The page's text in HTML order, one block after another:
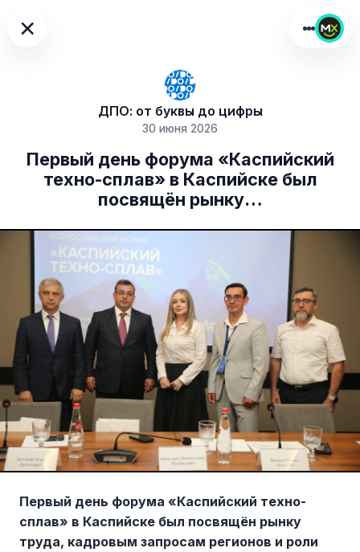
×
ДПО: от буквы до цифры
30 июня 2026
Первый день форума «Каспийский
техно-сплав» в Каспийске был
посвящён рынку…
Первый день форума «Каспийский техно-
сплав» в Каспийске был посвящён рынку
труда, кадровым запросам регионов и роли